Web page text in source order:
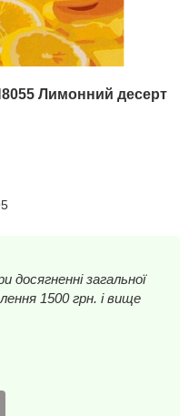
Лимонний десерт
досягненні загальної
1500 грн. і вище